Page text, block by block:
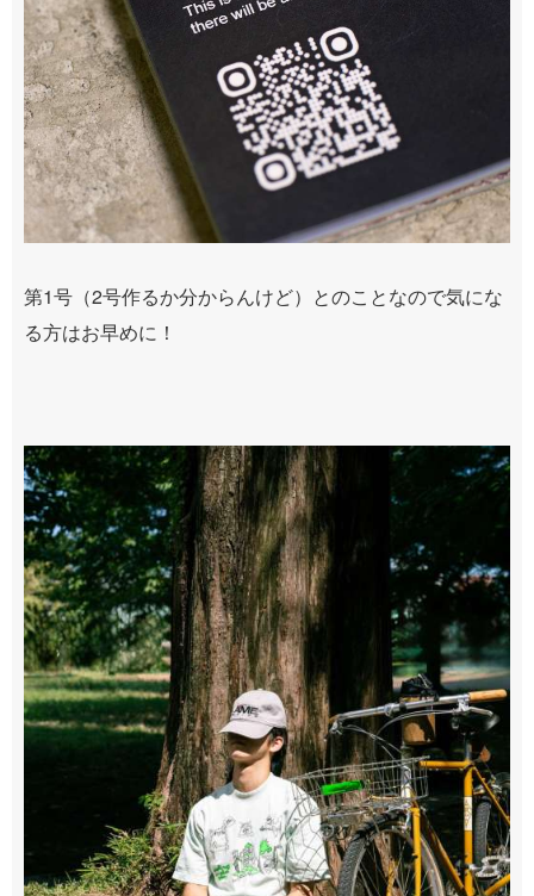
第1号（2号作るか分からんけど）とのことなので気にな
る方はお早めに！